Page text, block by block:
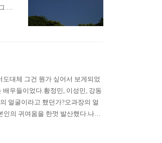
책
대체 그건 뭔가 싶어서 보게되었
우들이었다.황정민, 이성민, 강동
얼굴이라고 했던가?오과장의 얼
인의 귀여움을 한껏 발산했다.나이
!!!!